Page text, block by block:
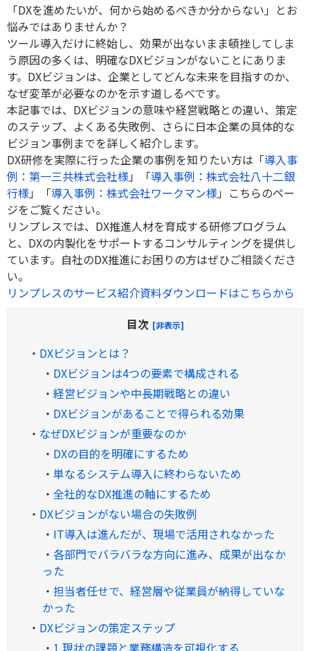
「DXを進めたいが、何から始めるべきか分からない」とお
悩みではありませんか？
ツール導入だけに終始し、効果が出ないまま頓挫してしま
う原因の多くは、明確なDXビジョンがないことにありま
す。DXビジョンは、企業としてどんな未来を目指すのか、
なぜ変革が必要なのかを示す道しるべです。
本記事では、DXビジョンの意味や経営戦略との違い、策定
のステップ、よくある失敗例、さらに日本企業の具体的な
ビジョン事例までを詳しく紹介します。
DX研修を実際に行った企業の事例を知りたい方は「導入事
例：第一三共株式会社様」「導入事例：株式会社八十二銀
行様」「導入事例：株式会社ワークマン様」こちらのペー
ジをご覧ください。
リンプレスでは、DX推進人材を育成する研修プログラム
と、DXの内製化をサポートするコンサルティングを提供し
ています。自社のDX推進にお困りの方はぜひご相談くださ
い。
リンプレスのサービス紹介資料ダウンロードはこちらから
目次 [非表示]
・ DXビジョンとは？
・ DXビジョンは4つの要素で構成される
・ 経営ビジョンや中長期戦略との違い
・ DXビジョンがあることで得られる効果
・ なぜDXビジョンが重要なのか
・ DXの目的を明確にするため
・ 単なるシステム導入に終わらないため
・ 全社的なDX推進の軸にするため
・ DXビジョンがない場合の失敗例
・ IT導入は進んだが、現場で活用されなかった
・ 各部門でバラバラな方向に進み、成果が出なか
った
・ 担当者任せで、経営層や従業員が納得していな
かった
・ DXビジョンの策定ステップ
・ 1.現状の課題と業務構造を可視化する